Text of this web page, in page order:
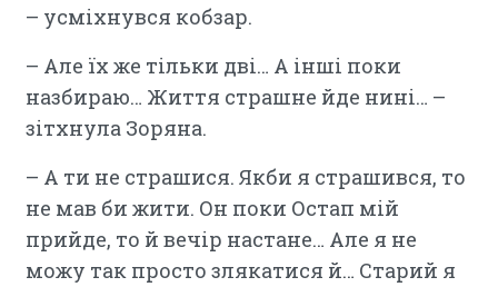
– усміхнувся кобзар.
– Але їх же тільки дві… А інші поки
назбираю… Життя страшне йде нині… –
зітхнула Зоряна.
– А ти не страшися. Якби я страшився, то
не мав би жити. Он поки Остап мій
прийде, то й вечір настане… Але я не
можу так просто злякатися й… Старий я